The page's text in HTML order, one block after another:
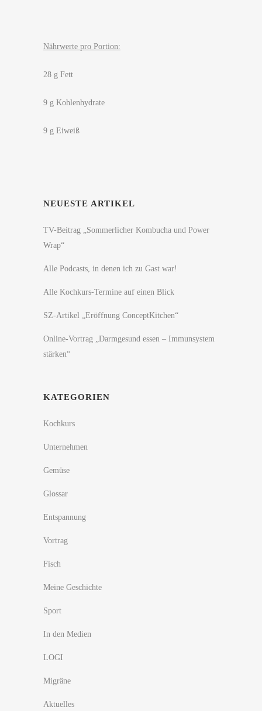
Nährwerte pro Portion:
28 g Fett
9 g Kohlenhydrate
9 g Eiweiß
NEUESTE ARTIKEL
TV-Beitrag „Sommerlicher Kombucha und Power
Wrap“
Alle Podcasts, in denen ich zu Gast war!
Alle Kochkurs-Termine auf einen Blick
SZ-Artikel „Eröffnung ConceptKitchen“
Online-Vortrag „Darmgesund essen – Immunsystem
stärken“
KATEGORIEN
Kochkurs
Unternehmen
Gemüse
Glossar
Entspannung
Vortrag
Fisch
Meine Geschichte
Sport
In den Medien
LOGI
Migräne
Aktuelles